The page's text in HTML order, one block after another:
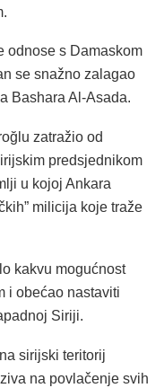
odnose s Damaskom
se snažno zalagao
Bashara Al-Asada.
zatražio od
predsjednikom
u kojoj Ankara
milicija koje traže
kakvu mogućnost
i obećao nastaviti
Siriji.
sirijski teritorij
na povlačenje svih